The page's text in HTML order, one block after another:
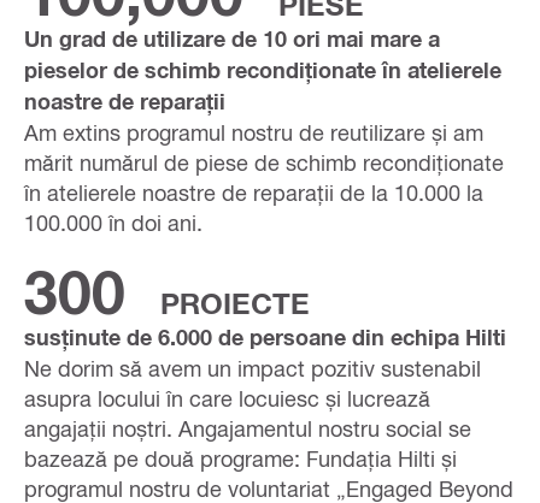
Un grad de utilizare de 10 ori mai mare a
pieselor de schimb recondiționate în atelierele
noastre de reparații
Am extins programul nostru de reutilizare și am
mărit numărul de piese de schimb recondiționate
în atelierele noastre de reparații de la 10.000 la
100.000 în doi ani.
300 PROIECTE
susținute de 6.000 de persoane din echipa Hilti
Ne dorim să avem un impact pozitiv sustenabil
asupra locului în care locuiesc și lucrează
angajații noștri. Angajamentul nostru social se
bazează pe două programe: Fundația Hilti și
programul nostru de voluntariat „Engaged Beyond